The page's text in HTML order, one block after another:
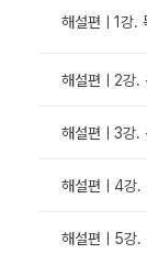
해설편ㅣ1강.
해설편ㅣ2강.
해설편ㅣ3강.
해설편ㅣ4강.
해설편ㅣ5강